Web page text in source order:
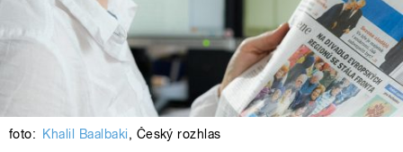
foto: Khalil Baalbaki, Český rozhlas